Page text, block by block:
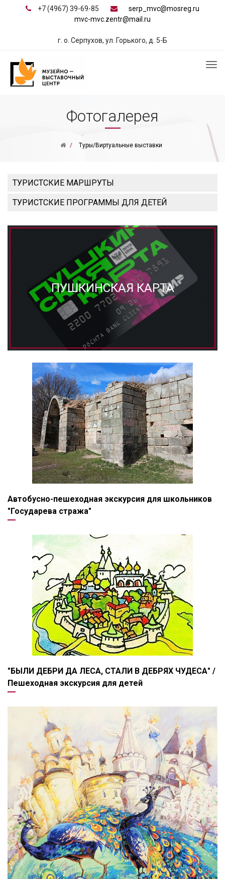
+7 (4967) 39-69-85
serp_mvc@mosreg.ru
mvc-mvc.zentr@mail.ru
г. о. Серпухов, ул. Горького, д. 5-Б
Фотогалерея
Туры/Виртуальные выставки
ТУРИСТСКИЕ МАРШРУТЫ
ТУРИСТСКИЕ ПРОГРАММЫ ДЛЯ ДЕТЕЙ
ПУШКИНСКАЯ КАРТА
Автобусно-пешеходная экскурсия для школьников
"Государева стража"
"БЫЛИ ДЕБРИ ДА ЛЕСА, СТАЛИ В ДЕБРЯХ ЧУДЕСА" /
Пешеходная экскурсия для детей